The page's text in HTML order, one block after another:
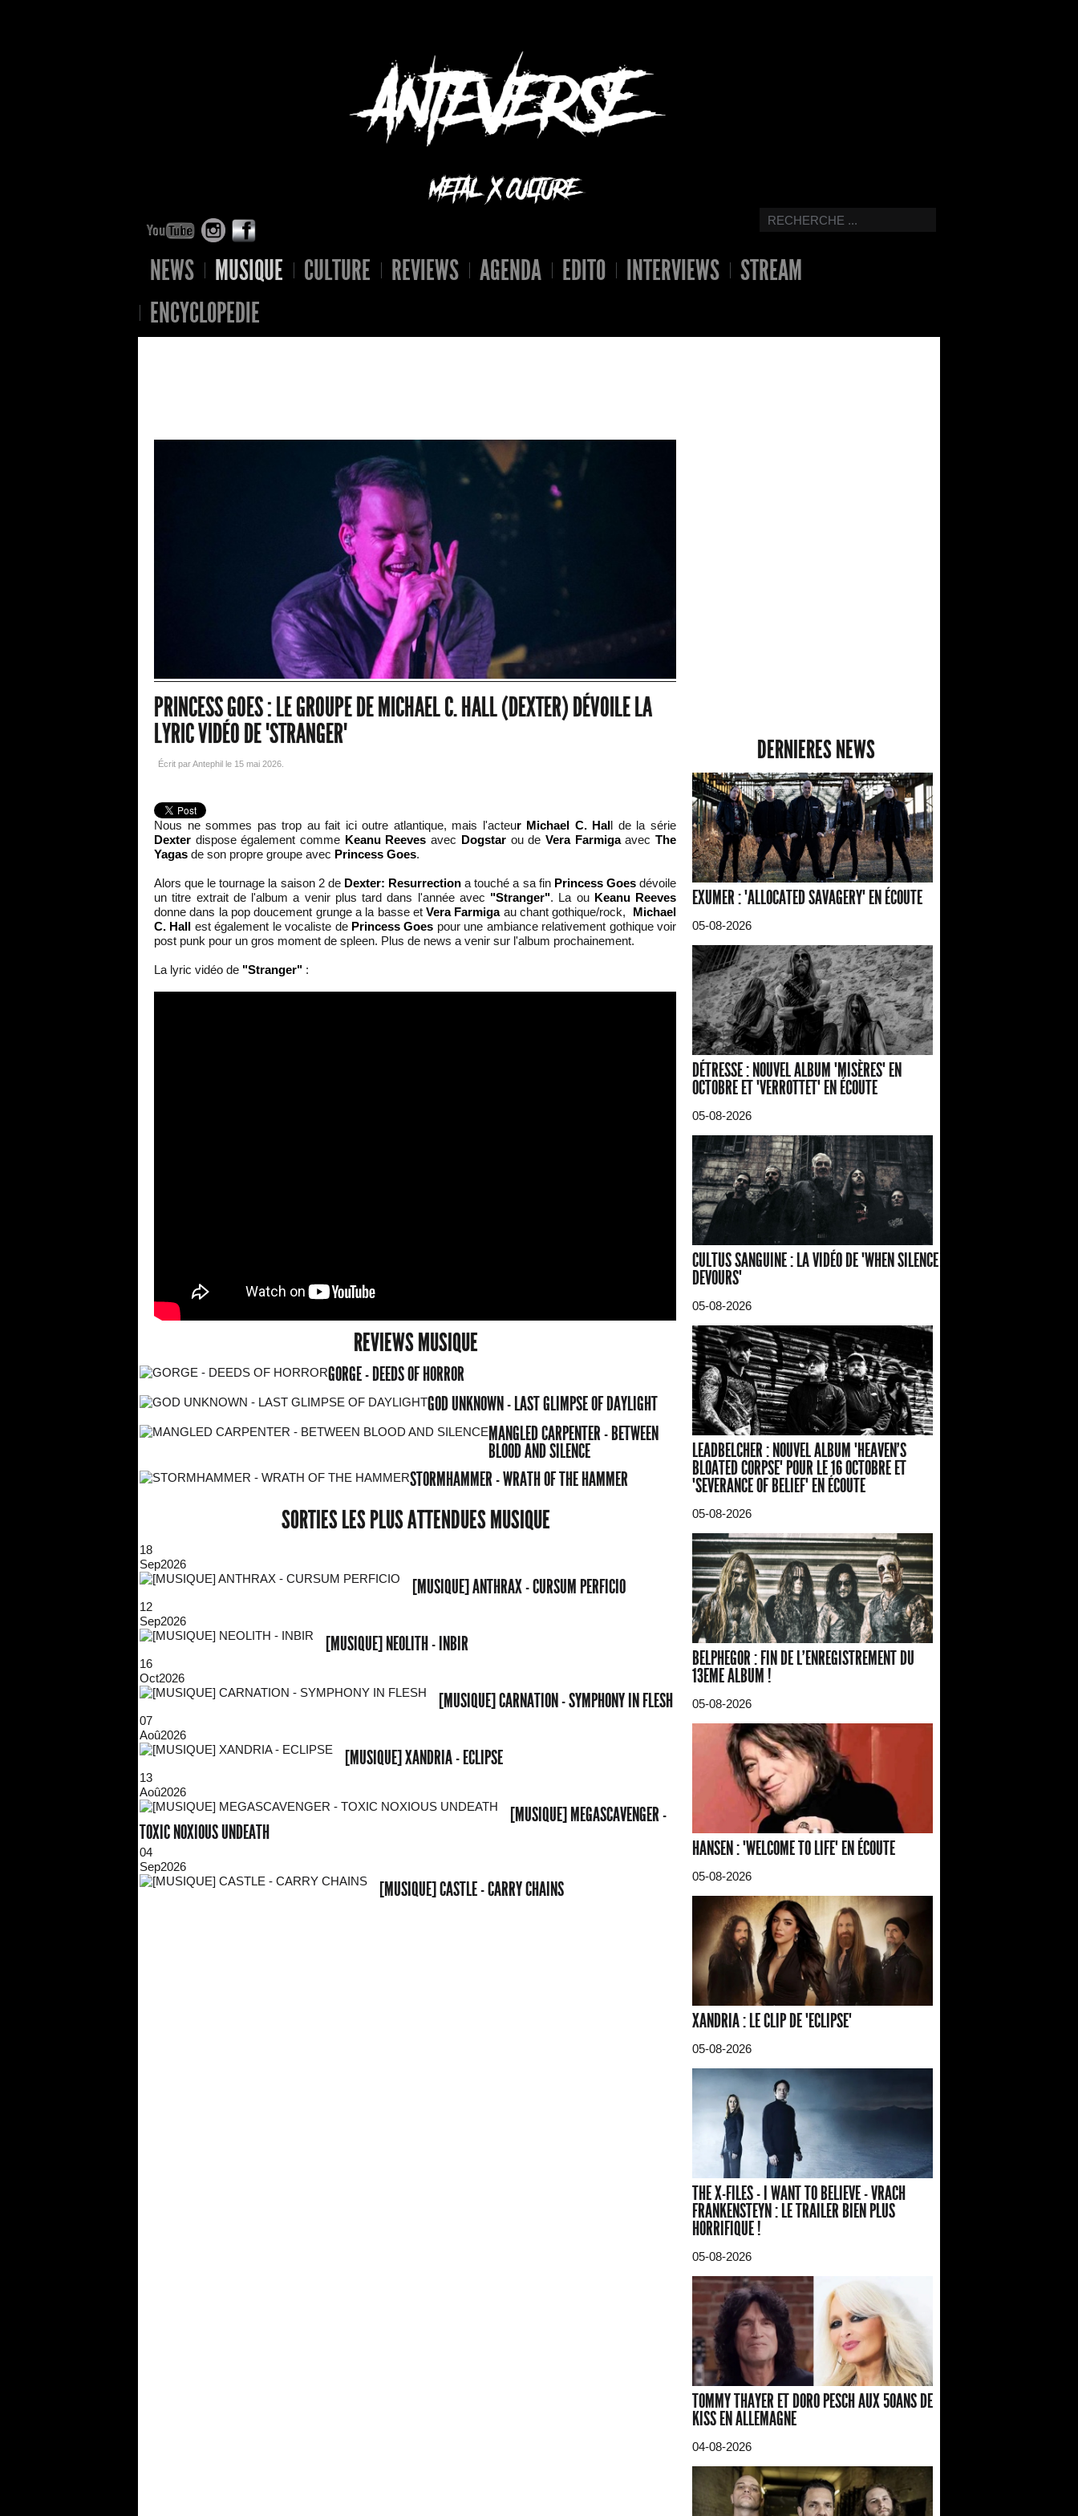
NEWS MUSIQUE CULTURE REVIEWS AGENDA EDITO INTERVIEWS
STREAM
ENCYCLOPEDIE
PRINCESS GOES : LE GROUPE DE MICHAEL C. HALL (DEXTER) DÉVOILE LA
LYRIC VIDÉO DE "STRANGER"
Écrit par Antephil le 15 mai 2026
Nous ne sommes pas trop au fait ici outre atlantique, mais l'acteur Michael C. Hall de la série
Dexter dispose également comme Keanu Reeves avec Dogstarou de Vera Farmigaavec The
Yagas de son propre groupe avec Princess Goes.
Alors que le tournage la saison 2 de Dexter: Resurrection a touché a sa fin Princess Goesdévoile
un titre extrait de l'album a venir plus tard dans l'année avec "Stranger". La ou Keanu Reeves
donne dans la pop doucement grunge a la basse etVera Farmigaau chant gothique/rock, Michael
C. Hall est également le vocaliste de Princess Goes pour une ambiance relativement gothique voir
post punk pour un gros moment de spleen. Plus de news a venir sur l'album prochainement.
La lyric vidéo de "Stranger" :
REVIEWS MUSIQUE
GORGE - DEEDS OF HORROR
GOD UNKNOWN - LAST GLIMPSE OF DAYLIGHT
MANGLED CARPENTER - BETWEEN
BLOOD AND SILENCE
STORMHAMMER - WRATH OF THE HAMMER
SORTIES LES PLUS ATTENDUES MUSIQUE
18
Sep2026
[MUSIQUE] ANTHRAX - CURSUM PERFICIO
12
Sep2026
[MUSIQUE] NEOLITH - INBIR
16
Oct2026
[MUSIQUE] CARNATION - SYMPHONY IN FLESH
07
Aoû2026
[MUSIQUE] XANDRIA - ECLIPSE
13
Aoû2026
[MUSIQUE] MEGASCAVENGER -
TOXIC NOXIOUS UNDEATH
04
Sep2026
[MUSIQUE] CASTLE - CARRY CHAINS
DERNIERES NEWS
EXUMER : "ALLOCATED SAVAGERY" EN ÉCOUTE
05-08-2026
DÉTRESSE : NOUVEL ALBUM "MISÈRES" EN
OCTOBRE ET "VERROTTET" EN ÉCOUTE
05-08-2026
CULTUS SANGUINE : LA VIDÉO DE "WHEN SILENCE
DEVOURS"
05-08-2026
LEADBELCHER : NOUVEL ALBUM "HEAVEN'S
BLOATED CORPSE" POUR LE 16 OCTOBRE ET
"SEVERANCE OF BELIEF" EN ÉCOUTE
05-08-2026
BELPHEGOR : FIN DE L'ENREGISTREMENT DU
13EME ALBUM !
05-08-2026
HANSEN : "WELCOME TO LIFE" EN ÉCOUTE
05-08-2026
XANDRIA : LE CLIP DE "ECLIPSE"
05-08-2026
THE X-FILES - I WANT TO BELIEVE - VRACH
FRANKENSTEYN : LE TRAILER BIEN PLUS
HORRIFIQUE !
05-08-2026
TOMMY THAYER ET DORO PESCH AUX 50ANS DE
KISS EN ALLEMAGNE
04-08-2026